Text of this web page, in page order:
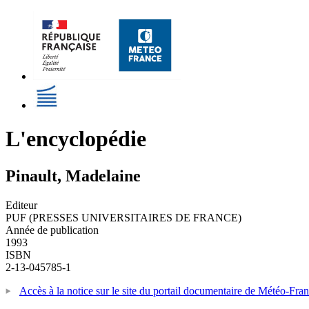
L'encyclopédie
Pinault, Madelaine
Editeur
PUF (PRESSES UNIVERSITAIRES DE FRANCE)
Année de publication
1993
ISBN
2-13-045785-1
Accès à la notice sur le site du portail documentaire de Météo-